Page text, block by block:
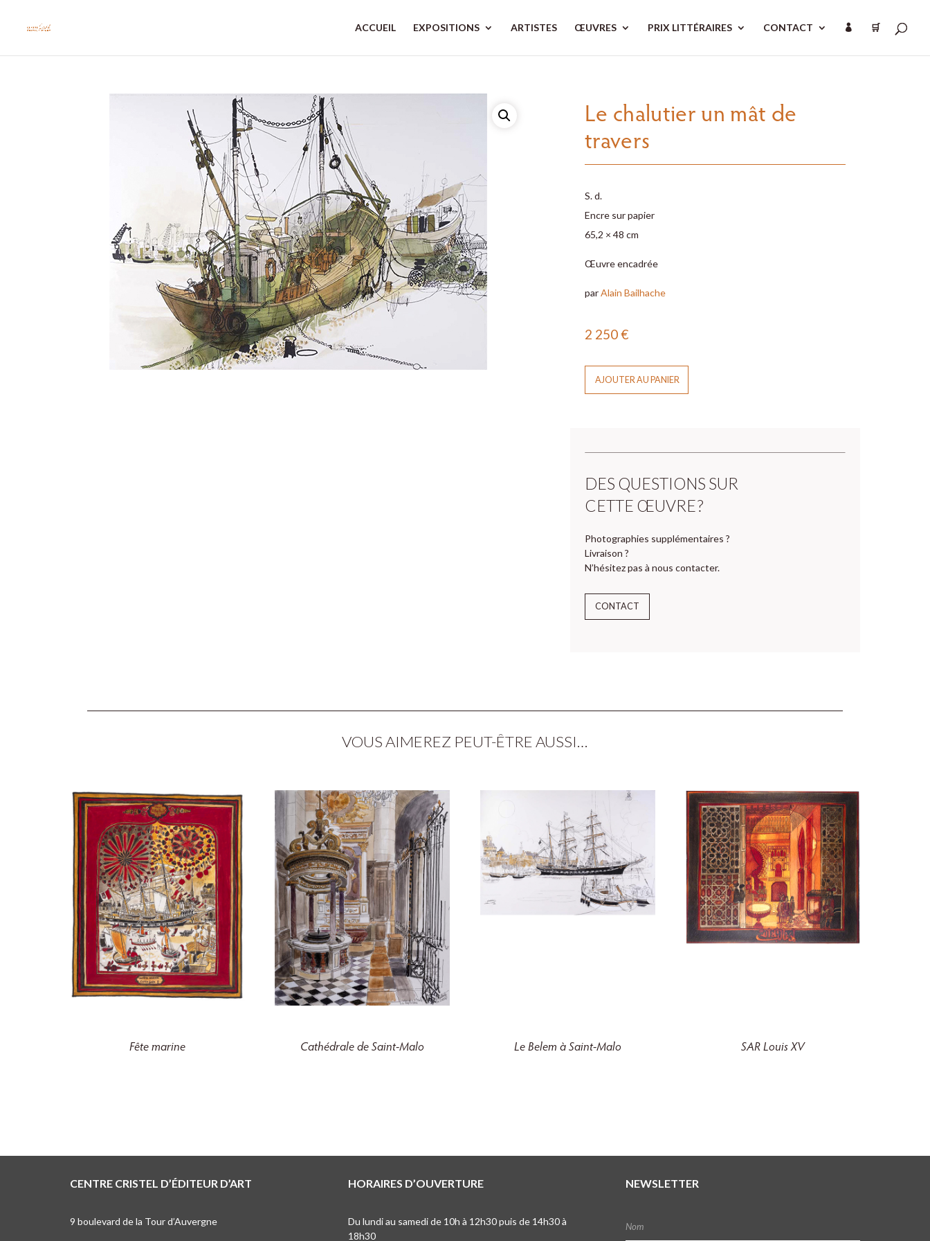
ACCUEIL EXPOSITIONS ARTISTES ŒUVRES PRIX LITTÉRAIRES CONTACT  🛒
Le chalutier un mât de
travers
S. d.
Encre sur papier
65,2 × 48 cm
Œuvre encadrée
parAlain Bailhache
2 250€
AJOUTER AU PANIER
DES QUESTIONS SUR
CETTE ŒUVRE ?
Photographies supplémentaires ?
Livraison ?
N’hésitez pas à nous contacter.
CONTACT
VOUS AIMEREZ PEUT-ÊTRE AUSSI…
Fête marine Cathédrale de Saint-Malo LeBelem à Saint-Malo SAR Louis XV
CENTRE CRISTEL D’ÉDITEUR D’ART
9 boulevard de la Tour d’Auvergne
HORAIRES D’OUVERTURE
Du lundi au samedi de 10h à 12h30 puis de 14h30 à
18h30
NEWSLETTER